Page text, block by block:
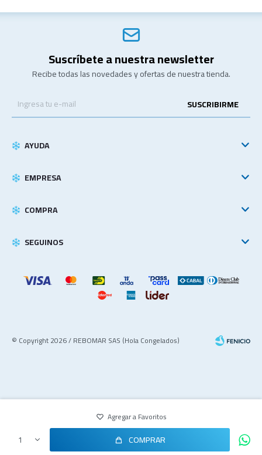
1 COMPRAR
Suscríbete a nuestra newsletter
Recibe todas las novedades y ofertas de nuestra tienda.
SUSCRIBIRME
AYUDA
EMPRESA
COMPRA
SEGUINOS
© Copyright 2026 / REBOMAR SAS (Hola Congelados)